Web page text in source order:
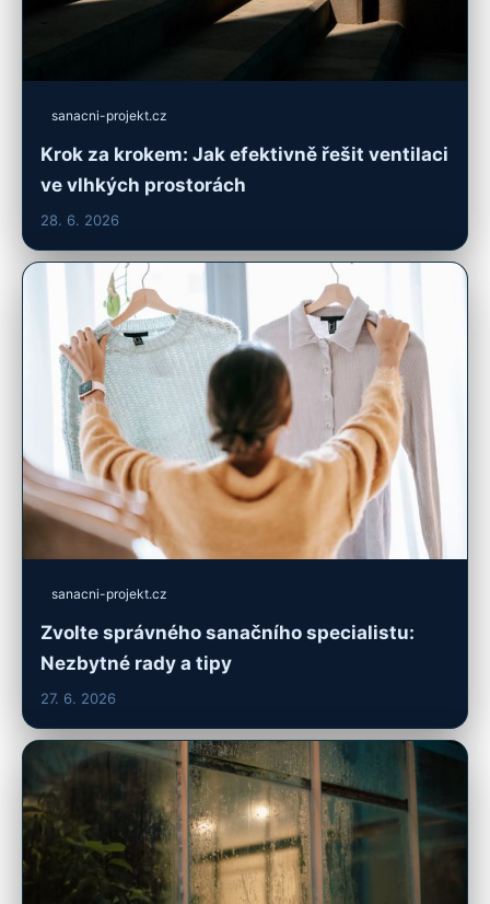
sanacni-projekt.cz
Krok za krokem: Jak efektivně řešit ventilaci
ve vlhkých prostorách
28. 6. 2026
sanacni-projekt.cz
Zvolte správného sanačního specialistu:
Nezbytné rady a tipy
27. 6. 2026